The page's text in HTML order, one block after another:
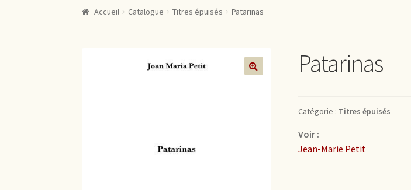
Accueil Catalogue Titres épuisés Patarinas
Patarinas
Catégorie : Titres épuisés
Voir :
Jean-Marie Petit